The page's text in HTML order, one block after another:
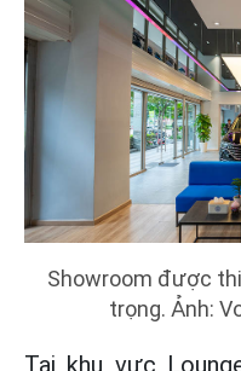
Showroom được
trọng. Ảnh: